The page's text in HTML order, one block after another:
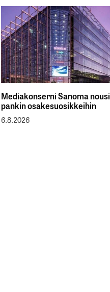
Mediakonserni Sanoma nousi
pankin osakesuosikkeihin
6.8.2026